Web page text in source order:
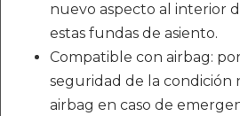
nuevo aspecto al interior
estas fundas de asiento.
Compatible con airbag:
seguridad de la condición
airbag en caso de